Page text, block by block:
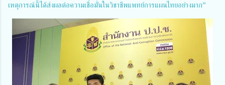
เหตุการณ์นี้ได้ส่งผลต่อความเชื่อมั่นในวิชาชีพแพทย์การแผนไทยอย่างมาก”